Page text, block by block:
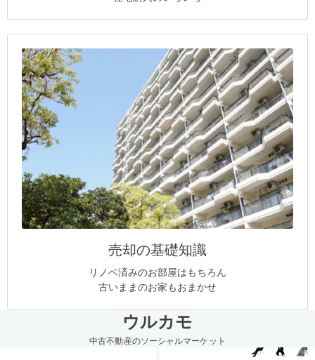
売却の基礎知識
リノベ済みのお部屋はもちろん
古いままのお家もおまかせ
ウルカモ
中古不動産のソーシャルマーケット